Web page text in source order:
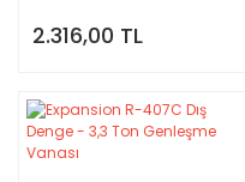
2.316,00 TL